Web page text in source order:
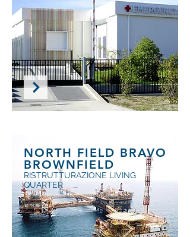
NORTH FIELD BRAVO
BROWNFIELD
RISTRUTTURAZIONE LIVING
QUARTER